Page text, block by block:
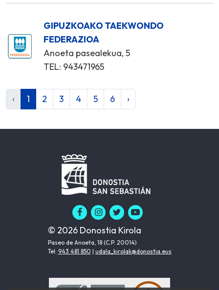
GIPUZKOAKO TAEKWONDO
FEDERAZIOA
Anoeta pasealekua, 5
TEL: 943471965
‹ 1 2 3 4 5 6 ›
© 2026 Donostia Kirola
Paseo de Anoeta, 18 (C.P. 20014)
Tel: 943 481 850 | udala_kirolak@donostia.eus